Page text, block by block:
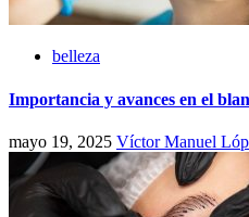
belleza
Importancia y avances en el
mayo 19, 2025 Víctor Manuel